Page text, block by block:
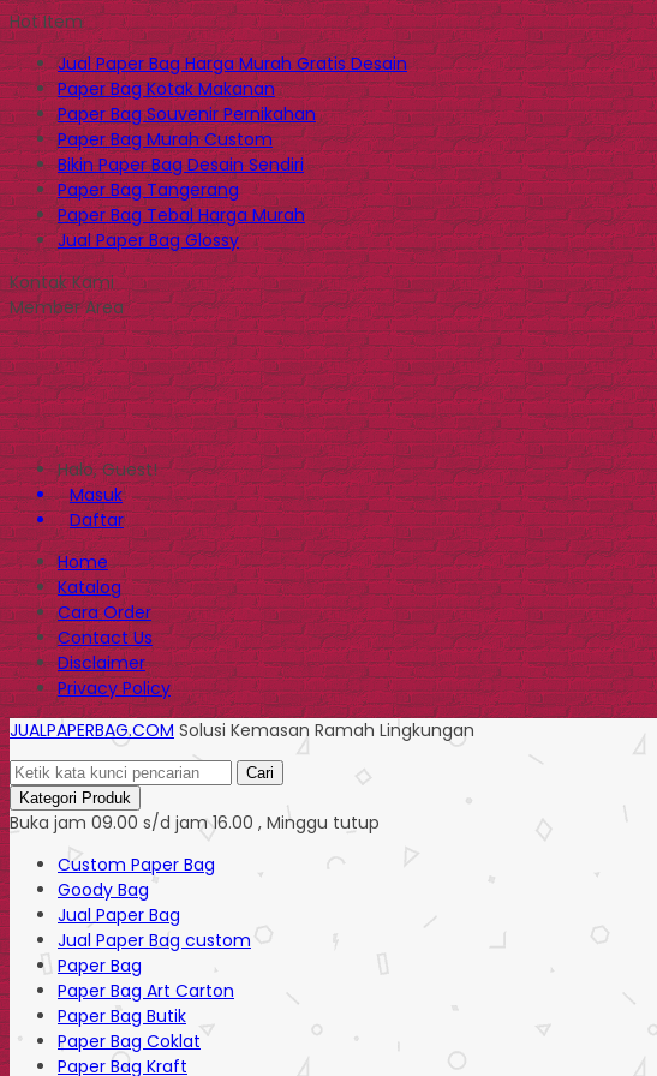
Hot Item
Jual Paper Bag Harga Murah Gratis Desain
Paper Bag Kotak Makanan
Paper Bag Souvenir Pernikahan
Paper Bag Murah Custom
Bikin Paper Bag Desain Sendiri
Paper Bag Tangerang
Paper Bag Tebal Harga Murah
Jual Paper Bag Glossy
Kontak Kami
Member Area
Halo, Guest!
Masuk
Daftar
Home
Katalog
Cara Order
Contact Us
Disclaimer
Privacy Policy
JUALPAPERBAG.COM Solusi Kemasan Ramah Lingkungan
Cari
Kategori Produk
Buka jam 09.00 s/d jam 16.00 , Minggu tutup
Custom Paper Bag
Goody Bag
Jual Paper Bag
Jual Paper Bag custom
Paper Bag
Paper Bag Art Carton
Paper Bag Butik
Paper Bag Coklat
Paper Bag Kraft